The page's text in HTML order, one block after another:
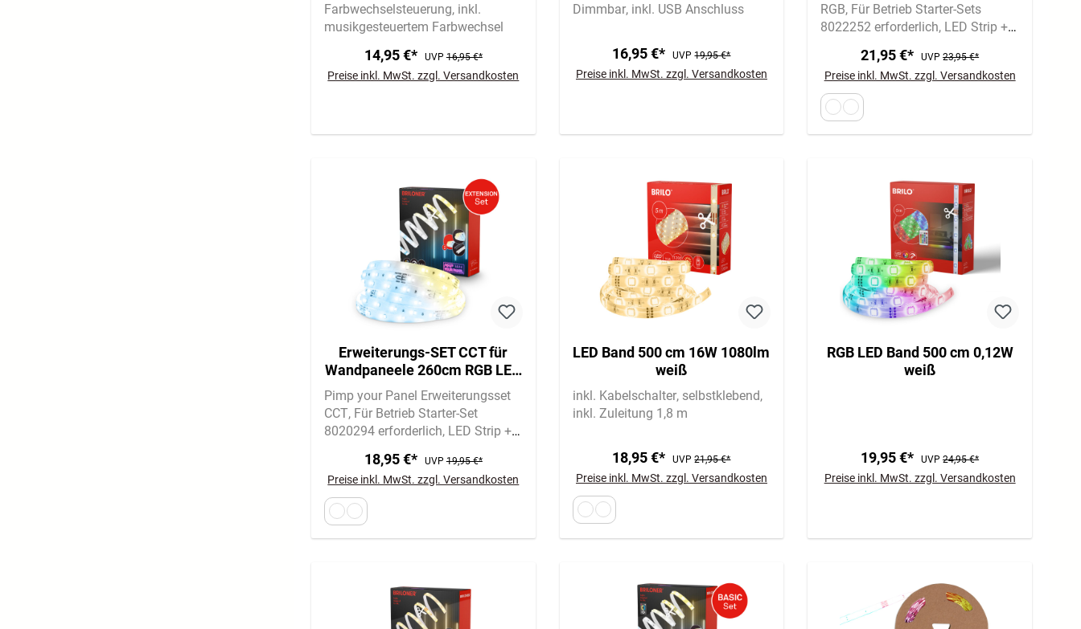
Farbwechselsteuerung inkl.
musikgesteuertem Farbwechsel
14,95 €* UVP16,95 €*
Preise inkl. MwSt. zzgl. Versandkosten
Dimmbar inkl. USB Anschluss
16,95 €* UVP19,95 €*
Preise inkl. MwSt. zzgl. Versandkosten
RGB Für Betrieb Starter-Sets
8022252 erforderlich LED Strip +
21,95 €* UVP23,95 €*
Preise inkl. MwSt. zzgl. Versandkosten
Erweiterungs-SET CCT für
Wandpaneele 260cm RGB LED
Stripe, 37,5cm Verlängerung
Pimp your Panel Erweiterungsset
CCT Für Betrieb Starter-Set
8020294 erforderlich LED Strip +
18,95 €* UVP19,95 €*
Preise inkl. MwSt. zzgl. Versandkosten
LED Band 500 cm 16W 1080lm
weiß
inkl. Kabelschalter selbstklebend
inkl. Zuleitung 1,8 m
18,95 €* UVP21,95 €*
Preise inkl. MwSt. zzgl. Versandkosten
RGB LED Band 500 cm 0,12W
weiß
19,95 €* UVP24,95 €*
Preise inkl. MwSt. zzgl. Versandkosten